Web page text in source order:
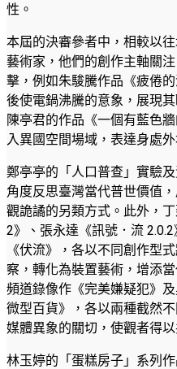
性。
本屆的決審參者中，相較以
藝術家，他們的創作主軸關
擊，例如朱駿騰作品《疲倦
後使電鍋沸騰的意象，展現
陳亭君的作品《一個有藍色
入異國空間場域，表達身處
鄭亭亭的「人口普查」實驗
角度反思臺灣當代普世價值
觀詭譎的另類方式。此外，
2》、張永達《訊號．流
《伏流》，各以不同創作型
察，轉化為裝置藝術，增添
頻道錄像作《完美嫌疑犯》
微型百貨》，各以兩種截然
媒體異象的關切，使觀者得以
林玉婷的「蛋糕房子」系列